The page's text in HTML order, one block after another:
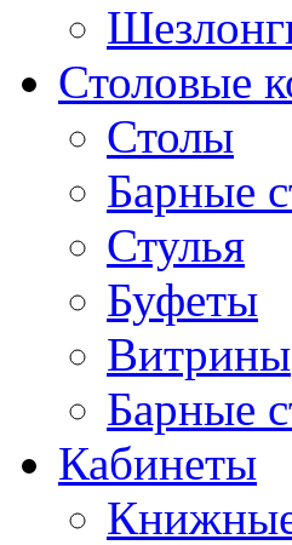
Столовые
Столы
Барные
Стулья
Буфеты
Витрины
Барные
Кабинеты